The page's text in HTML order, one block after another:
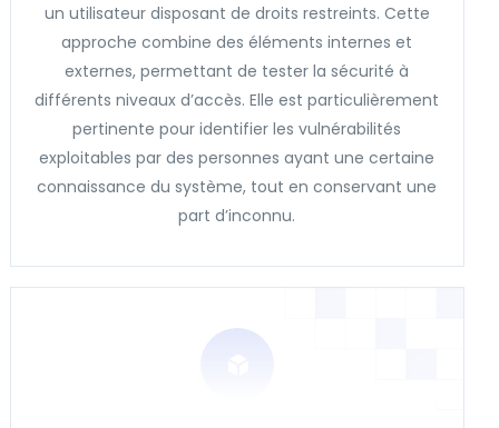
un utilisateur disposant de droits restreints. Cette
approche combine des éléments internes et
externes, permettant de tester la sécurité à
différents niveaux d’accès. Elle est particulièrement
pertinente pour identifier les vulnérabilités
exploitables par des personnes ayant une certaine
connaissance du système, tout en conservant une
part d’inconnu.